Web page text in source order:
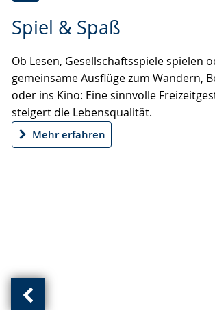
Vorherige
Spiel & Spaß
Ob Lesen, Gesellschaftsspiele spielen
gemeinsame Ausflüge zum Wandern,
oder ins Kino: Eine sinnvolle
steigert die Lebensqualität.
Mehr erfahren
Leichten
wechseln.
Audio-
Video
Deutscher
Gebärdensprache
wird
angezeigt.